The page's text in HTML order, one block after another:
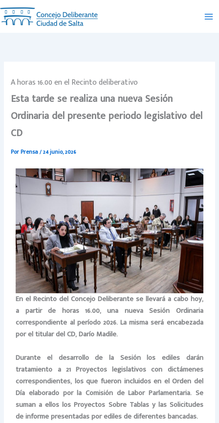
Ir
al
contenido
A horas 16.00 en el Recinto deliberativo
Esta tarde se realiza una nueva Sesión
Ordinaria del presente periodo legislativo del
CD
PorPrensa/24 junio, 2026
En el Recinto del Concejo Deliberante se llevará a cabo hoy,
a partir de horas 16.00, una nueva Sesión Ordinaria
correspondiente al período 2026. La misma será encabezada
por el titular del CD, Darío Madile.
Durante el desarrollo de la Sesión los ediles darán
tratamiento a 21 Proyectos legislativos con dictámenes
correspondientes, los que fueron incluidos en el Orden del
Día elaborado por la Comisión de Labor Parlamentaria. Se
suman a ellos los Proyectos Sobre Tablas y las Solicitudes
de informe presentadas por ediles de diferentes bancadas.